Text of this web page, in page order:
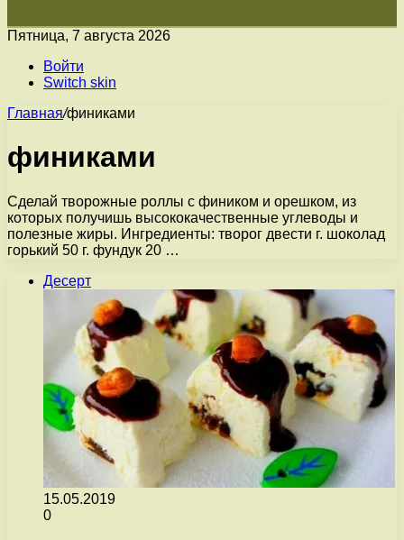
Пятница, 7 августа 2026
Войти
Switch skin
Главная/финиками
финиками
Сделай творожные роллы с фиником и орешком, из
которых получишь высококачественные углеводы и
полезные жиры. Ингредиенты: творог двести г. шоколад
горький 50 г. фундук 20 …
Десерт
15.05.2019
0